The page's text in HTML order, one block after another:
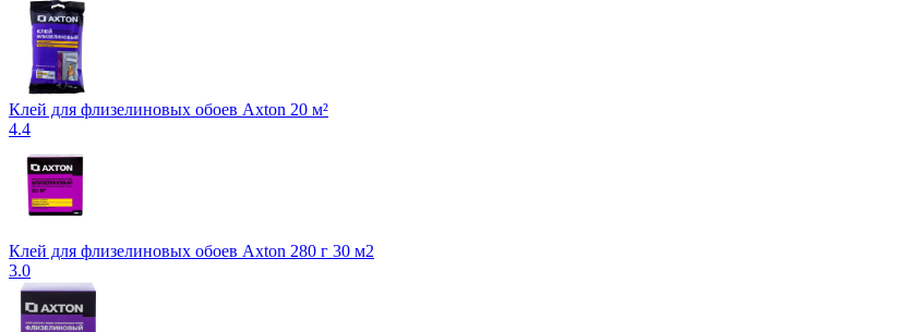
Клей для флизелиновых обоев Axton 20 м²
4.4
Клей для флизелиновых обоев Axton 280 г 30 м2
3.0